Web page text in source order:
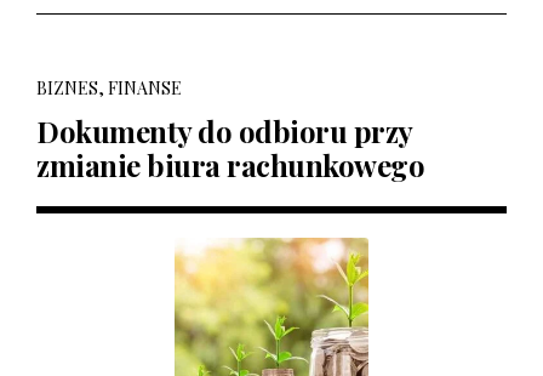
BIZNES, FINANSE
Dokumenty do odbioru przy
zmianie biura rachunkowego